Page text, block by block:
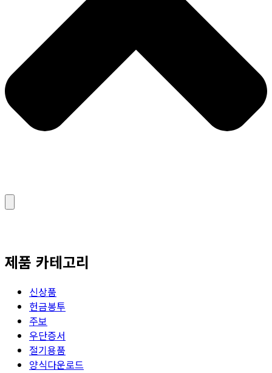
제품 카테고리
신상품
헌금봉투
주보
우단증서
절기용품
양식다운로드